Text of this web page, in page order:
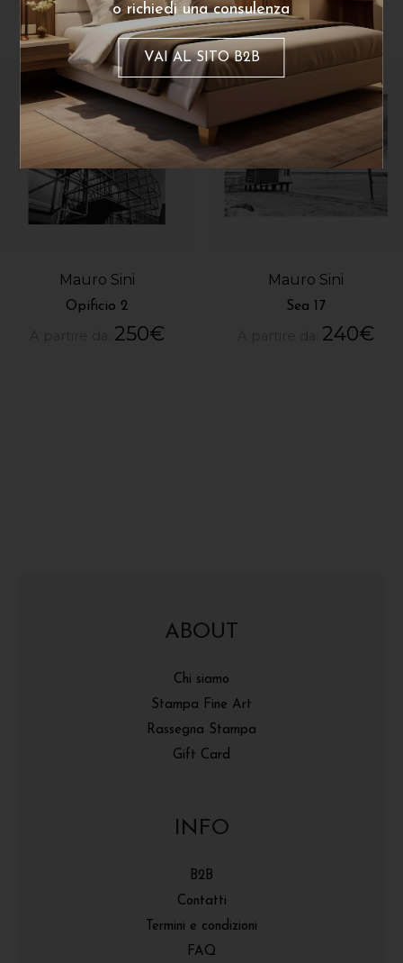
Mauro Sini
Opificio 2
250€
Mauro Sini
Sea 17
240€
o richiedi una consulenza
VAI AL SITO B2B
ABOUT
Chi siamo
Stampa Fine Art
Rassegna Stampa
Gift Card
INFO
B2B
Contatti
Termini e condizioni
FAQ